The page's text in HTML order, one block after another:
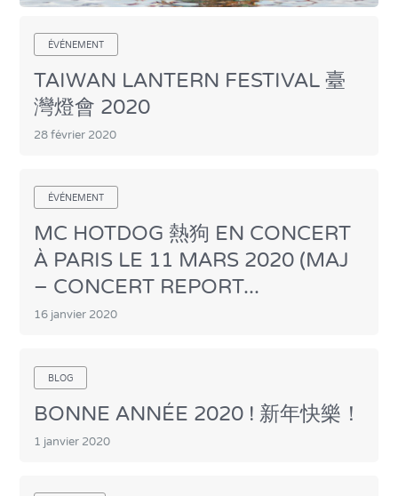
ÉVÉNEMENT
TAIWAN LANTERN FESTIVAL 臺
灣燈會 2020
28 février 2020
ÉVÉNEMENT
MC HOTDOG 熱狗 EN CONCERT
À PARIS LE 11 MARS 2020 (MAJ
– CONCERT REPORT...
16 janvier 2020
BLOG
BONNE ANNÉE 2020 ! 新年快樂！
1 janvier 2020